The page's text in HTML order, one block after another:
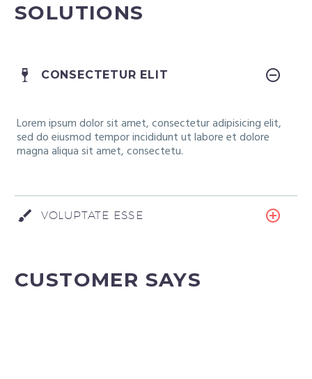
SOLUTIONS
CONSECTETUR ELIT
Lorem ipsum dolor sit amet, consectetur adipisicing elit,
sed do eiusmod tempor incididunt ut labore et dolore
magna aliqua sit amet, consectetu.
VOLUPTATE ESSE
CUSTOMER SAYS